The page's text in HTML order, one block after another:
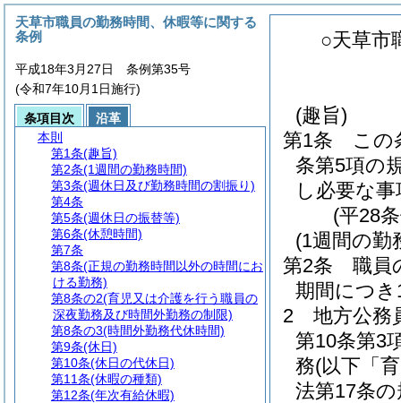
○天草市
(趣旨)
第1条
この
条第5項の
し必要な
(平28
(1週間の勤
第2条
職員
期間につ
2
地方公務
第10条第3
務(以下「
法第17条
天草市職員の勤務時間、休暇等に関する
条例
平成18年3月27日 条例第35号
(令和7年10月1日施行)
条項目次
沿革
本則
第1条(趣旨)
第2条(1週間の勤務時間)
第3条(週休日及び勤務時間の割振り)
第4条
第5条(週休日の振替等)
第6条(休憩時間)
第7条
第8条(正規の勤務時間以外の時間にお
ける勤務)
第8条の2(育児又は介護を行う職員の
深夜勤務及び時間外勤務の制限)
第8条の3(時間外勤務代休時間)
第9条(休日)
第10条(休日の代休日)
第11条(休暇の種類)
第12条(年次有給休暇)